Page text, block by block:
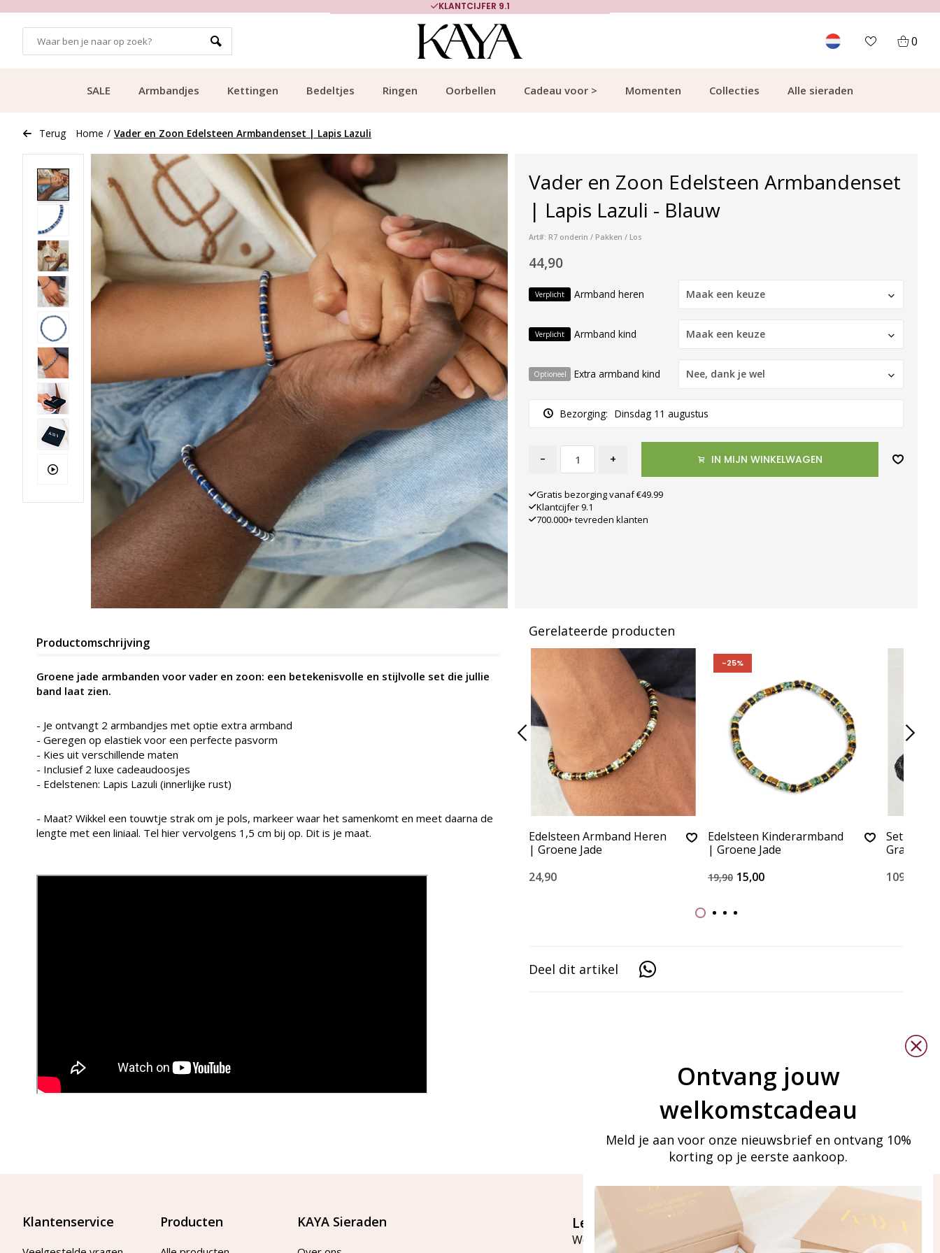
KLANTCIJFER 9.1
0
SALE Armbandjes Kettingen Bedeltjes Ringen Oorbellen Cadeau voor > Momenten Collecties Alle sieraden
Terug Home / Vader en Zoon Edelsteen Armbandenset | Lapis Lazuli
Vader en Zoon Edelsteen Armbandenset
| Lapis Lazuli - Blauw
Art#: R7 onderin / Pakken / Los
44,90
Verplicht Armband heren Maak een keuze
Verplicht Armband kind Maak een keuze
Optioneel Extra armband kind Nee, dank je wel
Bezorging: Dinsdag 11 augustus
- + IN MIJN WINKELWAGEN
Gratis bezorging vanaf €49.99
Klantcijfer 9.1
700.000+ tevreden klanten
Productomschrijving
Groene jade armbanden voor vader en zoon: een betekenisvolle en stijlvolle set die jullie
band laat zien.
- Je ontvangt 2 armbandjes met optie extra armband
- Geregen op elastiek voor een perfecte pasvorm
- Kies uit verschillende maten
- Inclusief 2 luxe cadeaudoosjes
- Edelstenen: Lapis Lazuli (innerlijke rust)
- Maat? Wikkel een touwtje strak om je pols, markeer waar het samenkomt en meet daarna de
lengte met een liniaal. Tel hier vervolgens 1,5 cm bij op. Dit is je maat.
Gerelateerde producten
Edelsteen Armband Heren
| Groene Jade
24,90
-25%
Edelsteen Kinderarmband
| Groene Jade
19,90 15,00
Set
Gravure
109,90
Deel dit artikel
Klantenservice Producten KAYA Sieraden Let's stay in touch
Word lid van onze mailinglijst
Ontvang jouw
welkomstcadeau
Meld je aan voor onze nieuwsbrief en ontvang 10%
korting op je eerste aankoop.